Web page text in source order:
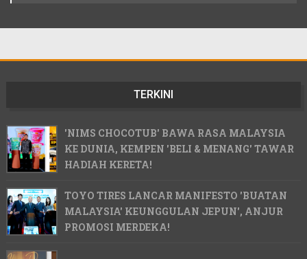
TERKINI
'NIMS CHOCOTUB' BAWA RASA MALAYSIA
KE DUNIA, KEMPEN 'BELI & MENANG' TAWAR
HADIAH KERETA!
TOYO TIRES LANCAR MANIFESTO 'BUATAN
MALAYSIA' KEUNGGULAN JEPUN', ANJUR
PROMOSI MERDEKA!